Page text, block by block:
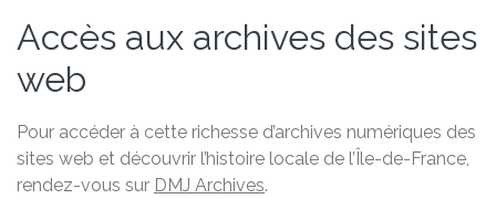
Accès aux archives des sites
web
Pour accéder à cette richesse d’archives numériques des
sites web et découvrir l’histoire locale de l’Île-de-France,
rendez-vous sur DMJ Archives.